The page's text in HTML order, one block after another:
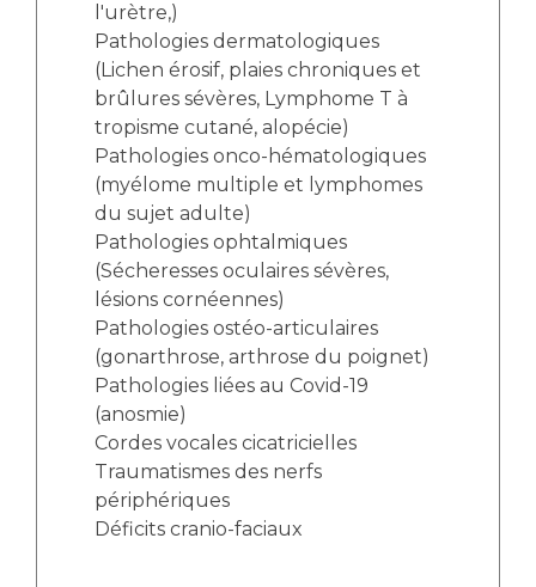
Activité physique
Cancer
Médecine nucléaire
Maladies rares
Maternité Hôpital Nord
Vos représentants
Médicale
Radiologie / Imagerie
Cancérologie
Les pôles d'activité médicale
Anatomie et Cytologie Pathologiques
Adresser un examen au Laboratoire d'Infectiologie
Centres de référence Maladies Rares
Plateforme d'Expertise Maladies Rares
Presse / Multimédia
Communiqués de presse
Dossiers de presse
Médiathèque
l'urètre,)
Pathologies dermatologiques
(Lichen érosif, plaies chroniques et
brûlures sévères, Lymphome T à
tropisme cutané, alopécie)
Pathologies onco-hématologiques
(myélome multiple et lymphomes
du sujet adulte)
Pathologies ophtalmiques
(Sécheresses oculaires sévères,
lésions cornéennes)
Pathologies ostéo-articulaires
(gonarthrose, arthrose du poignet)
Pathologies liées au Covid-19
(anosmie)
Cordes vocales cicatricielles
Traumatismes des nerfs
périphériques
Déficits cranio-faciaux